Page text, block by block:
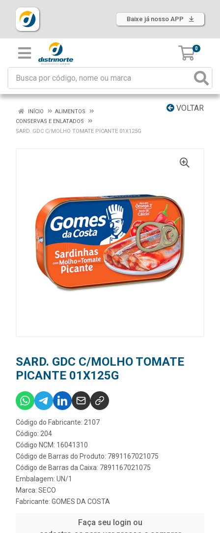
Baixe já nosso APP
0
VOLTAR
INÍCIO
ALIMENTOS
CONSERVAS E ENLATADOS
SARD. GDC C/MOLHO TOMATE PICANTE 01X125G
SARD. GDC C/MOLHO TOMATE
PICANTE 01X125G
Código do Fabricante: 2107
Código: 204
Código NCM: 16041310
Código de Barras do Produto: 7891167021075
Código de Barras da Caixa: 7891167021075
Embalagem: UN/1
Marca: SECO
Fabricante: GOMES DA COSTA
Faça seu login ou